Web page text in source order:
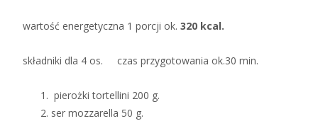
wartość energetyczna 1 porcji ok. 320 kcal.
składniki dla 4 os. czas przygotowania ok.30 min.
pierożki tortellini 200 g.
ser mozzarella 50 g.